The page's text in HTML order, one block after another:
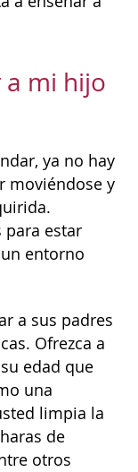
a mi hijo
ya no hay
moviéndose y
para estar
entorno
a sus padres
Ofrezca a
edad que
una
limpia la
de
otros